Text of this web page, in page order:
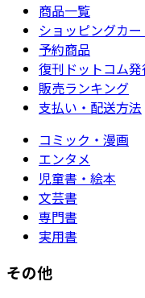
商品一覧
ショッピングカー
予約商品
復刊ドットコム
販売ランキング
支払い・配送方法
コミック・漫画
エンタメ
児童書・絵本
文芸書
専門書
実用書
その他